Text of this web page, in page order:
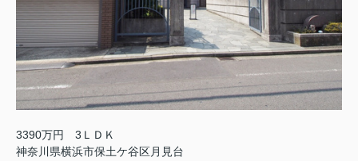
3390万円 3ＬＤＫ
神奈川県横浜市保土ケ谷区月見台